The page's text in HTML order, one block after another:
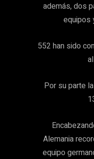
además, dos
equipos
552 han sido
Por su parte
Alemania
equipo